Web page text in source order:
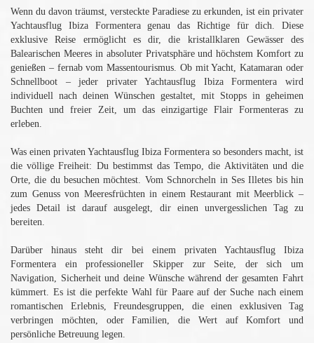
Wenn du davon träumst, versteckte Paradiese zu erkunden, ist ein privater
Yachtausflug Ibiza Formentera genau das Richtige für dich. Diese
exklusive Reise ermöglicht es dir, die kristallklaren Gewässer des
Balearischen Meeres in absoluter Privatsphäre und höchstem Komfort zu
genießen – fernab vom Massentourismus. Ob mit Yacht, Katamaran oder
Schnellboot – jeder privater Yachtausflug Ibiza Formentera wird
individuell nach deinen Wünschen gestaltet, mit Stopps in geheimen
Buchten und freier Zeit, um das einzigartige Flair Formenteras zu
erleben.
Was einen privaten Yachtausflug Ibiza Formentera so besonders macht, ist
die völlige Freiheit: Du bestimmst das Tempo, die Aktivitäten und die
Orte, die du besuchen möchtest. Vom Schnorcheln in Ses Illetes bis hin
zum Genuss von Meeresfrüchten in einem Restaurant mit Meerblick –
jedes Detail ist darauf ausgelegt, dir einen unvergesslichen Tag zu
bereiten.
Darüber hinaus steht dir bei einem privaten Yachtausflug Ibiza
Formentera ein professioneller Skipper zur Seite, der sich um
Navigation, Sicherheit und deine Wünsche während der gesamten Fahrt
kümmert. Es ist die perfekte Wahl für Paare auf der Suche nach einem
romantischen Erlebnis, Freundesgruppen, die einen exklusiven Tag
verbringen möchten, oder Familien, die Wert auf Komfort und
persönliche Betreuung legen.